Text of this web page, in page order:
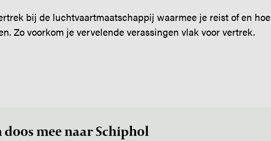
bij de luchtvaartmaatschappij waarmee je reist of en hoe
Zo voorkom je vervelende verassingen vlak voor vertrek.
doos mee naar Schiphol